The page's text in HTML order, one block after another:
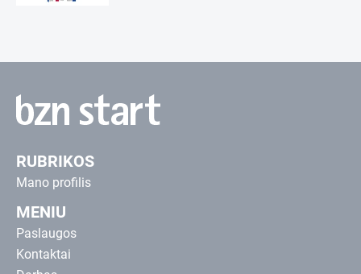
RUBRIKOS
Mano profilis
MENIU
Paslaugos
Kontaktai